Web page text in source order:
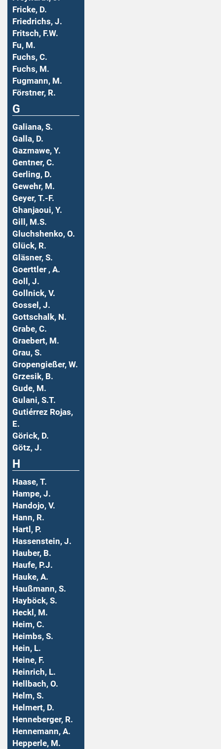
Fricke, D.
Friedrichs, J.
Fritsch, F.W.
Fu, M.
Fuchs, C.
Fuchs, M.
Fugmann, M.
Förstner, R.
G
Galiana, S.
Galla, D.
Gazmawe, Y.
Gentner, C.
Gerling, D.
Gewehr, M.
Geyer, T.-F.
Ghanjaoui, Y.
Gill, M.S.
Gluchshenko, O.
Glück, R.
Gläsner, S.
Goerttler , A.
Goll, J.
Gollnick, V.
Gossel, J.
Gottschalk, N.
Grabe, C.
Graebert, M.
Grau, S.
Gropengießer, W.
Grzesik, B.
Gude, M.
Gulani, S.T.
Gutiérrez Rojas,
E.
Görick, D.
Götz, J.
H
Haase, T.
Hampe, J.
Handojo, V.
Hann, R.
Hartl, P.
Hassenstein, J.
Hauber, B.
Haufe, P.J.
Hauke, A.
Haußmann, S.
Hayböck, S.
Heckl, M.
Heim, C.
Heimbs, S.
Hein, L.
Heine, F.
Heinrich, L.
Hellbach, O.
Helm, S.
Helmert, D.
Henneberger, R.
Hennemann, A.
Hepperle, M.